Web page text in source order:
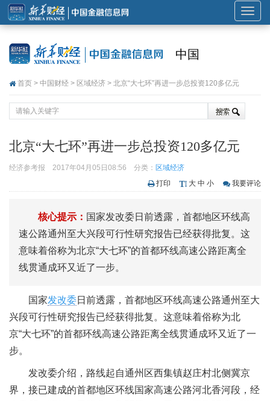
展
开
中国
首页 > 中国财经 > 区域经济 > 北京“大七环”再进一步总投资120多亿元
北京“大七环”再进一步总投资120多亿元
经济参考报 2017年04月05日08:56 分类： 区域经济
打印
大 中 小 我要评论
核心提示： 国家发改委日前透露，首都地区环线高
速公路通州至大兴段可行性研究报告已经获得批复。这
意味着俗称为北京“大七环”的首都环线高速公路距离全
线贯通成环又近了一步。
国家发改委日前透露，首都地区环线高速公路通州至大
兴段可行性研究报告已经获得批复。这意味着俗称为北
京“大七环”的首都环线高速公路距离全线贯通成环又近了一
步。
发改委介绍，路线起自通州区西集镇赵庄村北侧冀京
界，接已建成的首都地区环线国家高速公路河北香河段，经